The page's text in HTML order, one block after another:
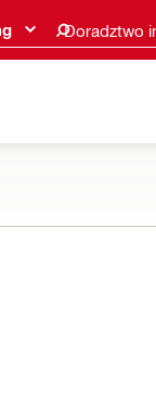
Doradztwo